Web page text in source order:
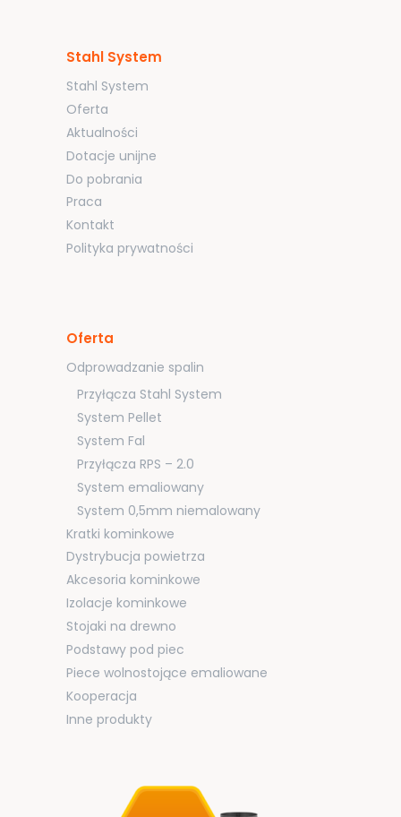
Stahl System
Stahl System
Oferta
Aktualności
Dotacje unijne
Do pobrania
Praca
Kontakt
Polityka prywatności
Oferta
Odprowadzanie spalin
Przyłącza Stahl System
System Pellet
System Fal
Przyłącza RPS – 2.0
System emaliowany
System 0,5mm niemalowany
Kratki kominkowe
Dystrybucja powietrza
Akcesoria kominkowe
Izolacje kominkowe
Stojaki na drewno
Podstawy pod piec
Piece wolnostojące emaliowane
Kooperacja
Inne produkty